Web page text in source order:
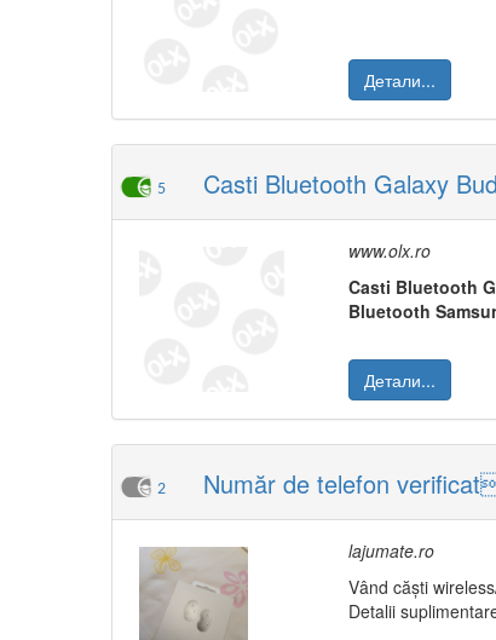
Детали...
5 Casti Bluetooth Galaxy
www.olx.ro
Casti Bluetooth
Bluetooth
Детали...
2 Număr de telefon
lajumate.ro
Vând căști
Detalii